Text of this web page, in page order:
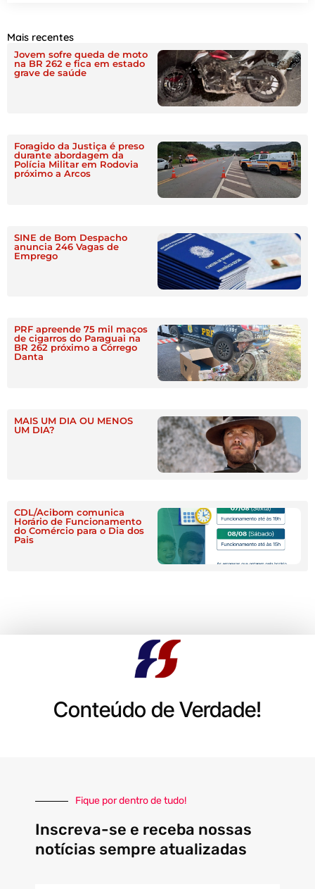
Mais recentes
Jovem sofre queda de moto
na BR 262 e fica em estado
grave de saúde
Foragido da Justiça é preso
durante abordagem da
Polícia Militar em Rodovia
próximo a Arcos
SINE de Bom Despacho
anuncia 246 Vagas de
Emprego
PRF apreende 75 mil maços
de cigarros do Paraguai na
BR 262 próximo a Córrego
Danta
MAIS UM DIA OU MENOS
UM DIA?
CDL/Acibom comunica
Horário de Funcionamento
do Comércio para o Dia dos
Pais
Conteúdo de Verdade!
Fique por dentro de tudo!
Inscreva-se e receba nossas
notícias sempre atualizadas